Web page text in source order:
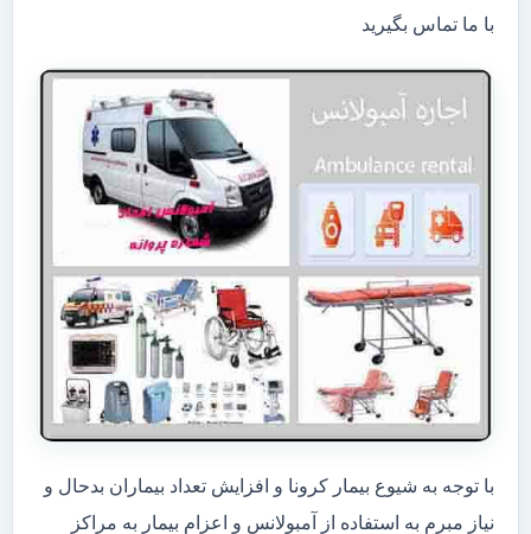
با ما تماس بگیرید
با توجه به شیوع بیمار کرونا و افزایش تعداد بیماران بدحال و
نیاز مبرم به استفاده از آمبولانس و اعزام بیمار به مراکز